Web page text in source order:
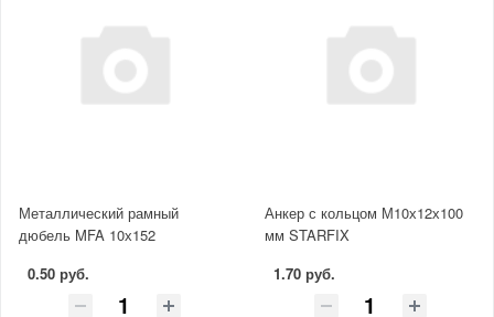
Металлический рамный
дюбель MFA 10х152
0.50 руб.
Анкер с кольцом М10х12х100
мм STARFIX
1.70 руб.